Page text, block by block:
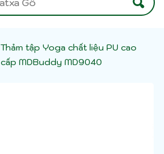
Thảm tập Yoga chất liệu PU cao
cấp MDBuddy MD9040